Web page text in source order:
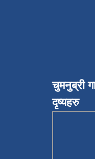
चुमनुब्री
दृष्यहरु